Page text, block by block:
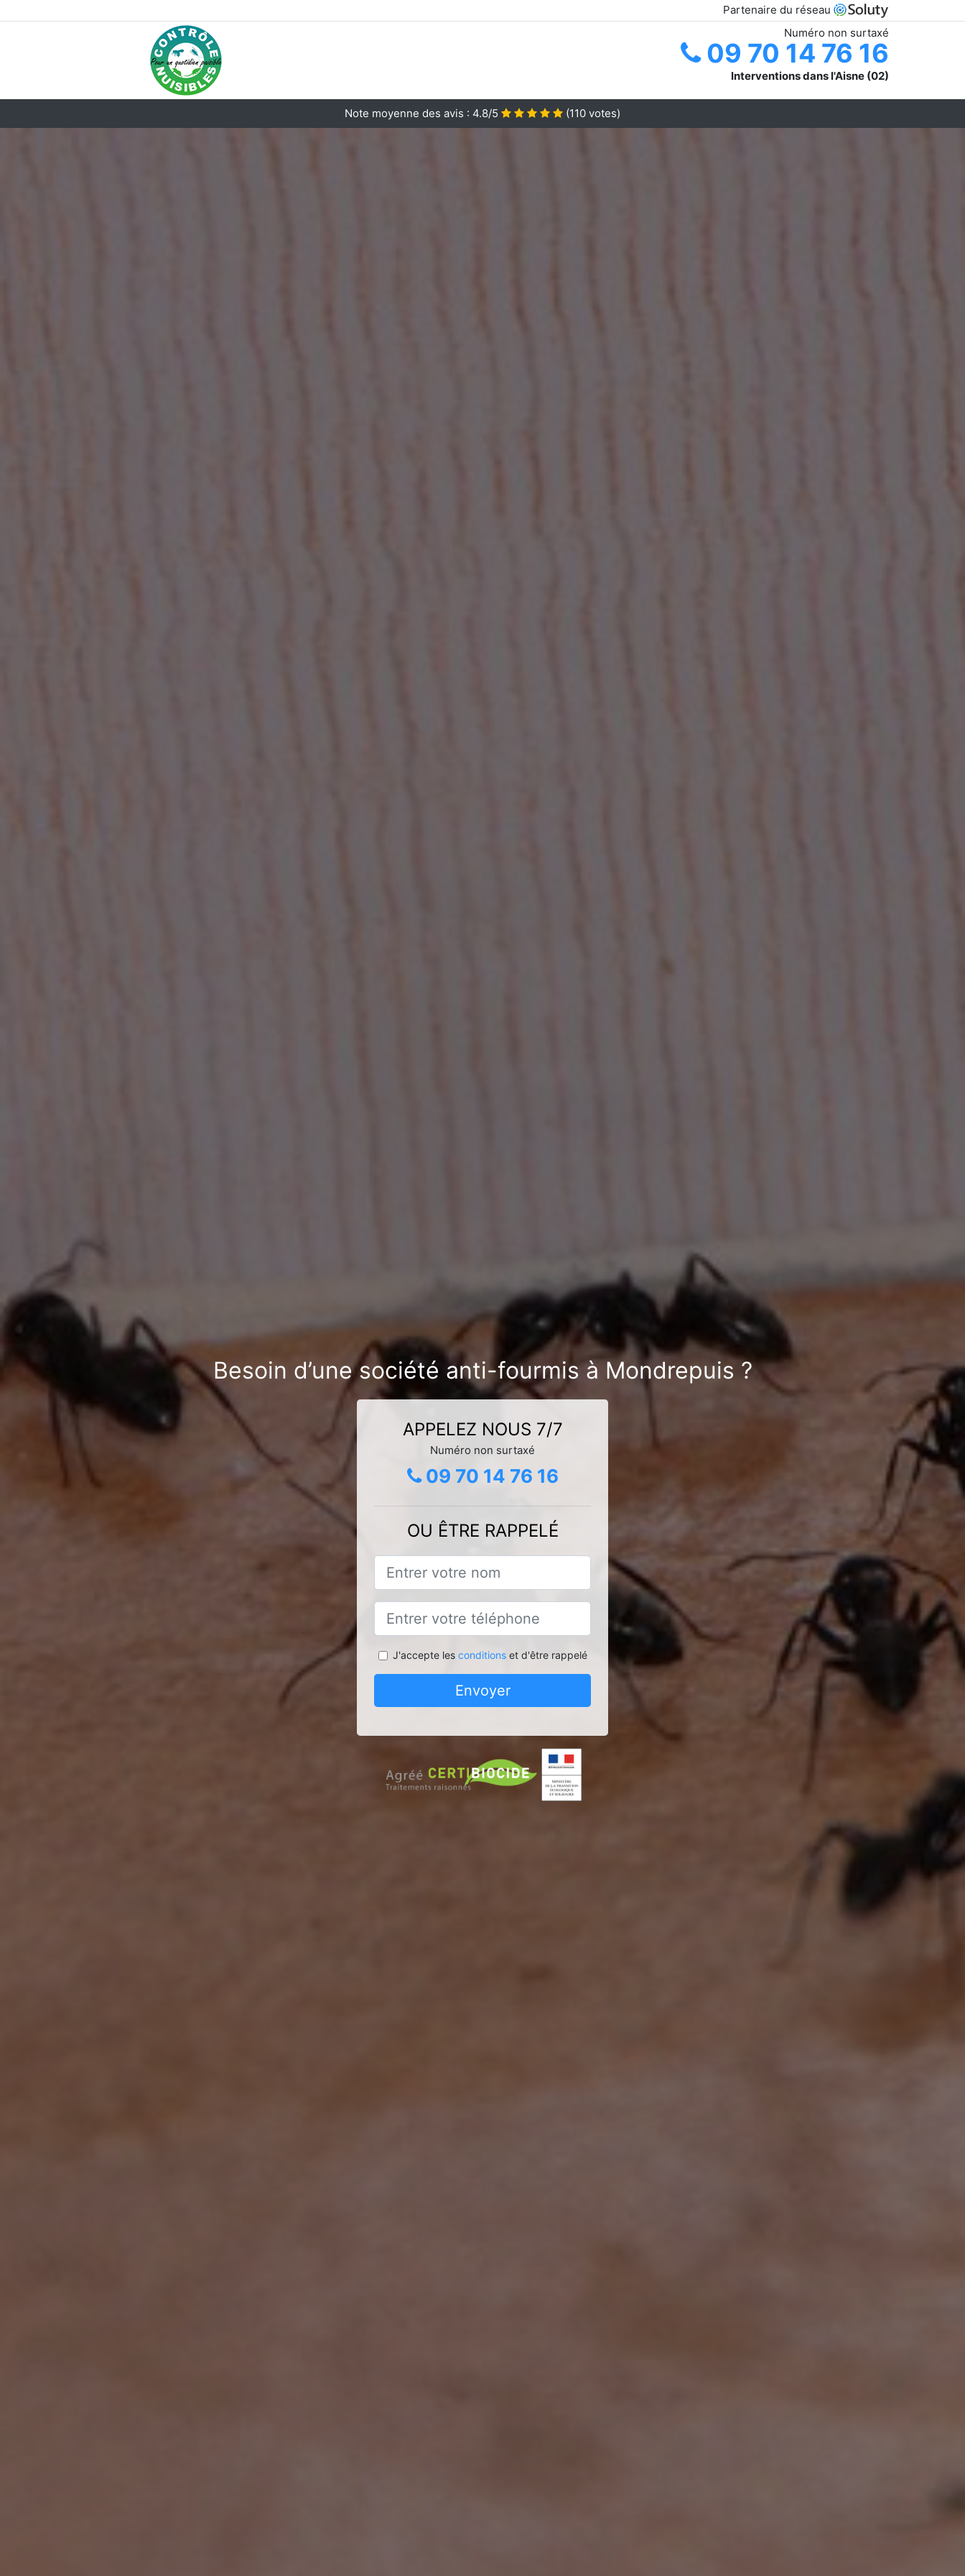
Partenaire du réseau
Numéro non surtaxé
09 70 14 76 16
Interventions dans l'Aisne (02)
Note moyenne des avis : 4.8/5 (110 votes)
Besoin d’une société anti-fourmis à Mondrepuis ?
APPELEZ NOUS 7/7
Numéro non surtaxé
09 70 14 76 16
OU ÊTRE RAPPELÉ
J'accepte les conditionset d'être rappelé
Envoyer